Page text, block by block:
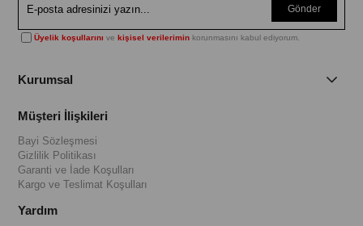
Gönder
Üyelik koşullarını vekişisel verilerimin korunmasını kabul ediyorum.
Kurumsal
Müşteri İlişkileri
Bayi Sözleşmesi
Gizlilik Politikası
Garanti ve İade Koşulları
Kargo ve Teslimat Koşulları
Yardım